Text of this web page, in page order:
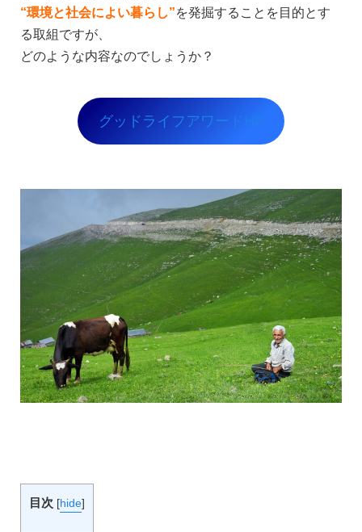
“環境と社会によい暮らし”を発掘することを目的とす
る取組ですが、
どのような内容なのでしょうか？
グッドライフアワードHP
目次 [hide]